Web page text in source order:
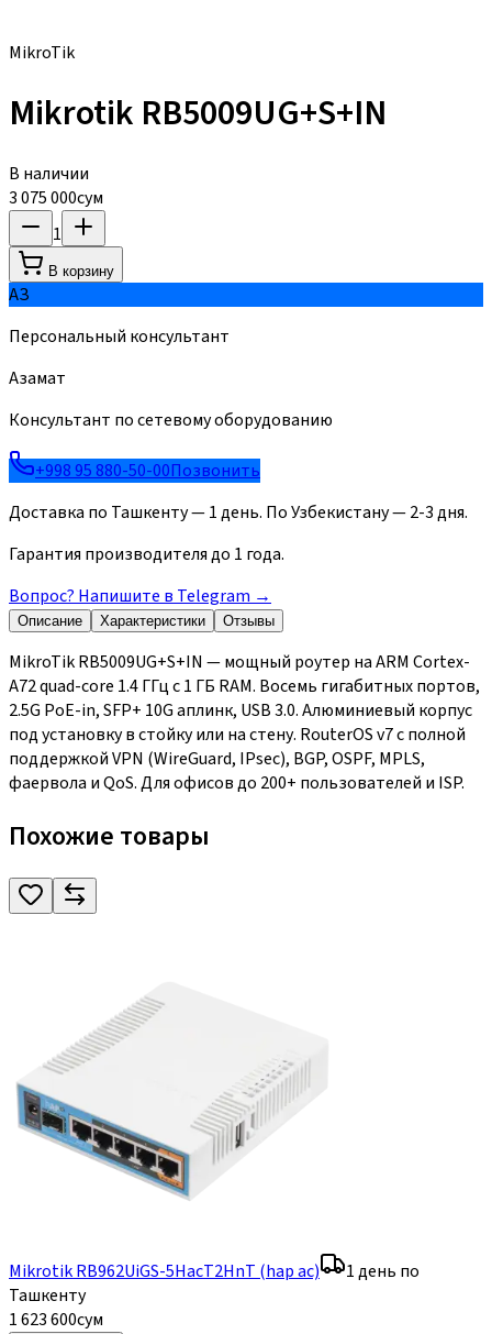
MikroTik
Mikrotik RB5009UG+S+IN
В наличии
3 075 000сум
1
В корзину
АЗ
Персональный консультант
Азамат
Консультант по сетевому оборудованию
+998 95 880-50-00Позвонить
Доставка по Ташкенту — 1 день. По Узбекистану — 2-3 дня.
Гарантия производителя до 1 года.
Вопрос? Напишите в Telegram →
Описание Характеристики Отзывы
MikroTik RB5009UG+S+IN — мощный роутер на ARM Cortex-
A72 quad-core 1.4 ГГц с 1 ГБ RAM. Восемь гигабитных портов,
2.5G PoE-in, SFP+ 10G аплинк, USB 3.0. Алюминиевый корпус
под установку в стойку или на стену. RouterOS v7 с полной
поддержкой VPN (WireGuard, IPsec), BGP, OSPF, MPLS,
фаервола и QoS. Для офисов до 200+ пользователей и ISP.
Похожие товары
Mikrotik RB962UiGS-5HacT2HnT (hap ac)
1 день по
Ташкенту
1 623 600сум